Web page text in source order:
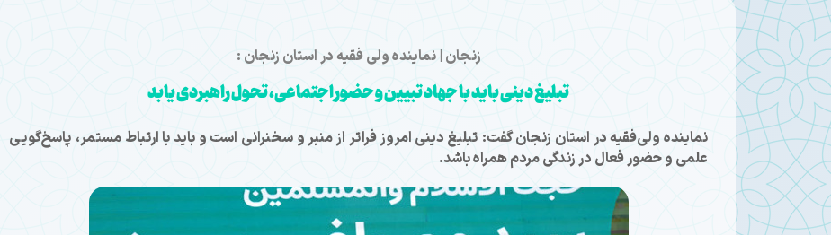
زنجان | نماینده ولی فقیه در استان زنجان :
تبلیغ دینی باید با جهاد تبیین و حضور اجتماعی، تحول راهبردی یابد
نماینده ولی‌فقیه در استان زنجان گفت: تبلیغ دینی امروز فراتر از منبر و سخنرانی است و باید با ارتباط مستمر، پاسخ‌گویی
علمی و حضور فعال در زندگی مردم همراه باشد.